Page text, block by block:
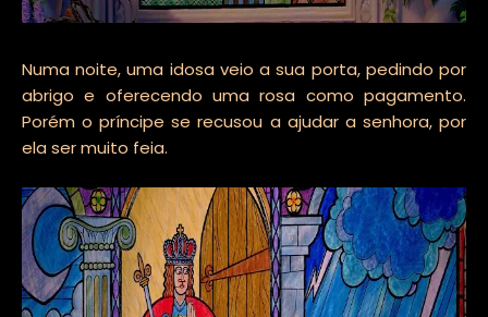
Numa noite, uma idosa veio a sua porta, pedindo por
abrigo e oferecendo uma rosa como pagamento.
Porém o príncipe se recusou a ajudar a senhora, por
ela ser muito feia.